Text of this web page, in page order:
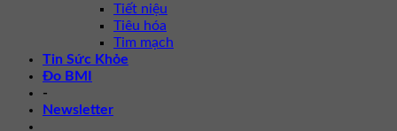
Tiết niệu
Tiêu hóa
Tim mạch
Tin Sức Khỏe
Đo BMI
-
Newsletter